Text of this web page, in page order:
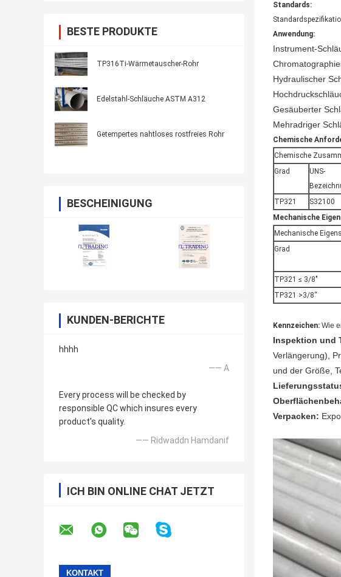
BESTE PRODUKTE
TP316Ti-Wärmetauscher-Rohr
Edelstahl-Schläuche ASTM A312
Getempertes nahtloses rostfreies Rohr
BESCHEINIGUNG
KUNDEN-BERICHTE
hhhh
—— A
Every process will be checked by
responsible QC which insures every
product's quality.
—— Ridwaddn Hamdanif
ICH BIN ONLINE CHAT JETZT
Standards:
Anwendung:
Instrument-
Hydraulischer
Gesäuberter
Mehradriger
Chemische
Chemische
Grad
UNS-
TP321 S32100
Mechanische
Mechanische
Grad
TP321 ≤ 3/8"
TP321 >3/8“
Kennzeichen: Wie
Inspektion und
Verlängerung),
und der Größe,
Verpacken: